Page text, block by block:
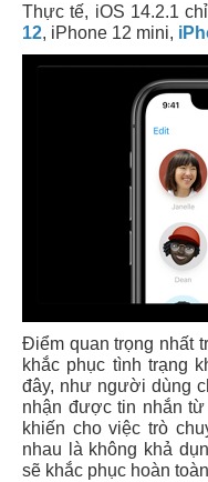
Thực tế, iOS 14.2.1
12, iPhone 12 mini,
Điểm quan trọng nhất
khắc phục tình trạng
đây, như người dùng
nhận được tin nhắn
khiến cho việc trò
nhau là không khả
sẽ khắc phục hoàn